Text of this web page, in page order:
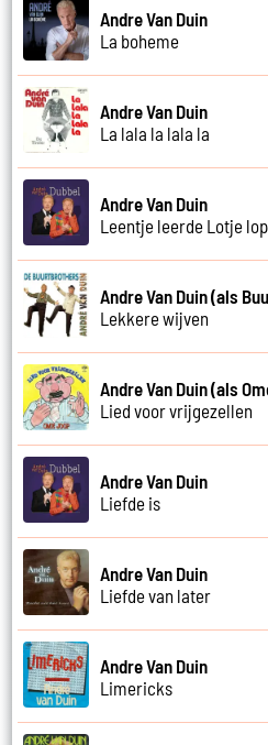
Andre Van Duin
La boheme
Andre Van Duin
La lala la lala la
Andre Van Duin
Leentje leerde Lotje
Andre Van Duin (als
Lekkere wijven
Andre Van Duin (als
Lied voor vrijgezellen
Andre Van Duin
Liefde is
Andre Van Duin
Liefde van later
Andre Van Duin
Limericks